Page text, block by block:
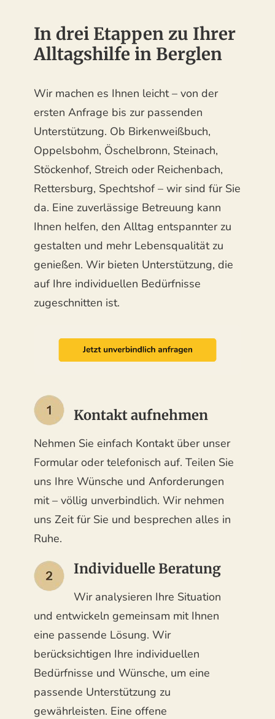
In drei Etappen zu Ihrer
Alltagshilfe in Berglen
Wir machen es Ihnen leicht – von der
ersten Anfrage bis zur passenden
Unterstützung. Ob Birkenweißbuch,
Oppelsbohm, Öschelbronn, Steinach,
Stöckenhof, Streich oder Reichenbach,
Rettersburg, Spechtshof – wir sind für Sie
da. Eine zuverlässige Betreuung kann
Ihnen helfen, den Alltag entspannter zu
gestalten und mehr Lebensqualität zu
genießen. Wir bieten Unterstützung, die
auf Ihre individuellen Bedürfnisse
zugeschnitten ist.
Kontakt aufnehmen
Nehmen Sie einfach Kontakt über unser
Formular oder telefonisch auf. Teilen Sie
uns Ihre Wünsche und Anforderungen
mit – völlig unverbindlich. Wir nehmen
uns Zeit für Sie und besprechen alles in
Ruhe.
Individuelle Beratung
Wir analysieren Ihre Situation
und entwickeln gemeinsam mit Ihnen
eine passende Lösung. Wir
berücksichtigen Ihre individuellen
Bedürfnisse und Wünsche, um eine
passende Unterstützung zu
gewährleisten. Eine offene